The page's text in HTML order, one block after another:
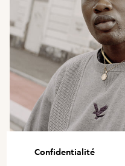
Confidentialité